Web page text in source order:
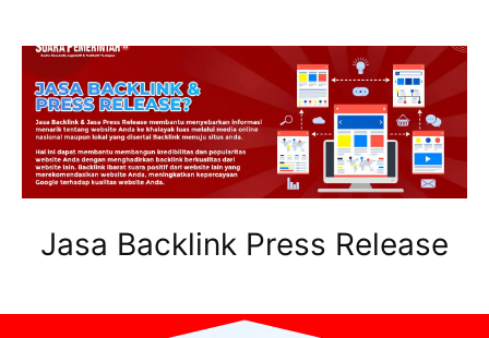
Jasa Backlink Press Release